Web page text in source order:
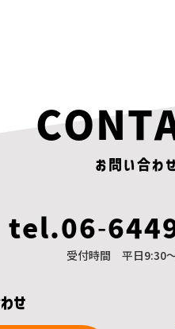
お問い合わ
tel.06-
受付時間 平日9:30
せ